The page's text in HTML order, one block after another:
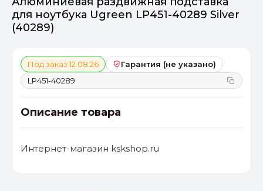
для ноутбука Ugreen LP451-40289 Silver
(40289)
Под заказ 12.08.26
Гарантия (не указано)
LP451-40289
Описание товара
Интернет-магазин kskshop.ru